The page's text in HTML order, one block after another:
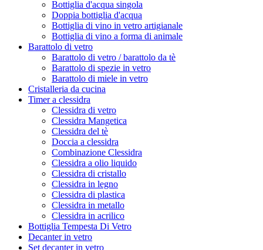
Bottiglia d'acqua singola
Doppia bottiglia d'acqua
Bottiglia di vino in vetro artigianale
Bottiglia di vino a forma di animale
Barattolo di vetro
Barattolo di vetro / barattolo da tè
Barattolo di spezie in vetro
Barattolo di miele in vetro
Cristalleria da cucina
Timer a clessidra
Clessidra di vetro
Clessidra Mangetica
Clessidra del tè
Doccia a clessidra
Combinazione Clessidra
Clessidra a olio liquido
Clessidra di cristallo
Clessidra in legno
Clessidra di plastica
Clessidra in metallo
Clessidra in acrilico
Bottiglia Tempesta Di Vetro
Decanter in vetro
Set decanter in vetro